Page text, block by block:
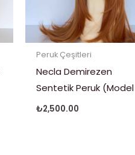
Peruk Çeşitleri
Necla Demirezen
Sentetik Peruk
₺2,500.00